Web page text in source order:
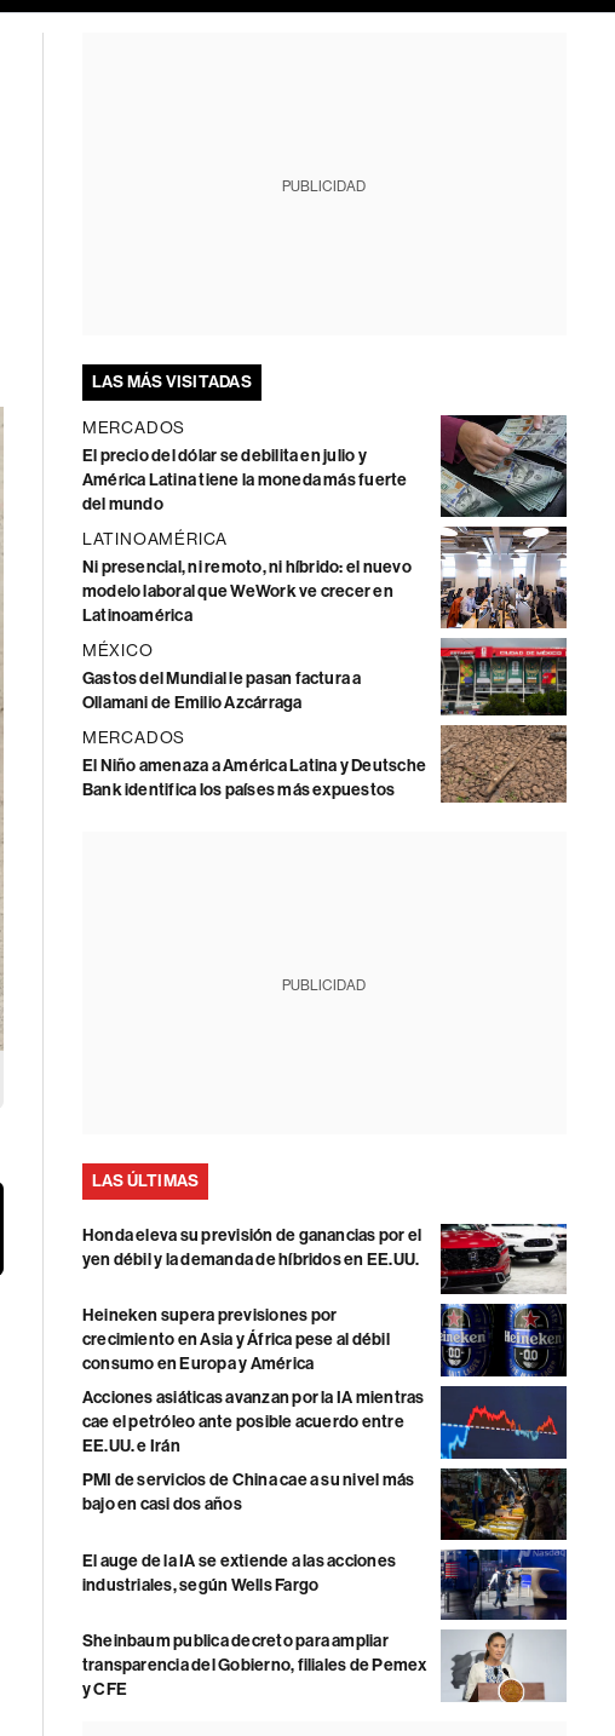
PUBLICIDAD
LAS MÁS VISITADAS
MERCADOS
El precio del dólar se debilita en julio y
América Latina tiene la moneda más fuerte
del mundo
LATINOAMÉRICA
Ni presencial, ni remoto, ni híbrido: el nuevo
modelo laboral que WeWork ve crecer en
Latinoamérica
MÉXICO
Gastos del Mundial le pasan factura a
Ollamani de Emilio Azcárraga
MERCADOS
El Niño amenaza a América Latina y Deutsche
Bank identifica los países más expuestos
PUBLICIDAD
LAS ÚLTIMAS
Honda eleva su previsión de ganancias por el
yen débil y la demanda de híbridos en EE.UU.
Heineken supera previsiones por
crecimiento en Asia y África pese al débil
consumo en Europa y América
Acciones asiáticas avanzan por la IA mientras
cae el petróleo ante posible acuerdo entre
EE.UU. e Irán
PMI de servicios de China cae a su nivel más
bajo en casi dos años
El auge de la IA se extiende a las acciones
industriales, según Wells Fargo
Sheinbaum publica decreto para ampliar
transparencia del Gobierno, filiales de Pemex
y CFE